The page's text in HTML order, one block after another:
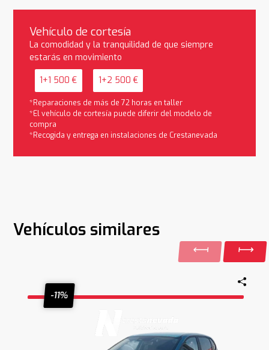
Vehículo de cortesía
La comodidad y la tranquilidad de que siempre
estarás en movimiento
1+1 500 € 1+2 500 €
*Reparaciones de más de 72 horas en taller
*El vehículo de cortesía puede diferir del modelo de
compra
*Recogida y entrega en instalaciones de Crestanevada
Vehículos similares
-11%